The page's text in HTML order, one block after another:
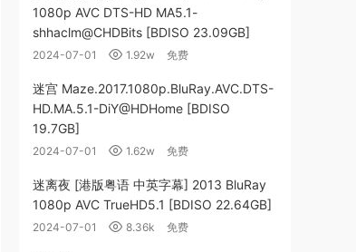
1080p AVC DTS-HD MA5.1-
shhaclm@CHDBits [BDISO 23.09GB]
2024-07-01 1.92w 免费
迷宫 Maze.2017.1080p.BluRay.AVC.DTS-
HD.MA.5.1-DiY@HDHome [BDISO
19.7GB]
2024-07-01 1.62w 免费
迷离夜 [港版粤语 中英字幕] 2013 BluRay
1080p AVC TrueHD5.1 [BDISO 22.64GB]
2024-07-01 8.36k 免费